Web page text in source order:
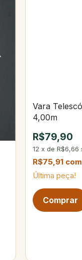
Vara
4,00m
R$79,90
12 x de R$6,66
R$75,91 com
Última peça!